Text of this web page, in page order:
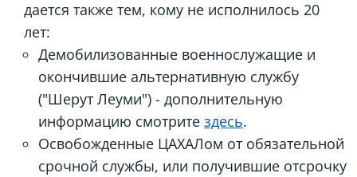
дается также тем, кому не исполнилось 20
лет:
Демобилизованные военнослужащие и
окончившие альтернативную службу
("Шерут Леуми") - дополнительную
информацию смотрите здесь.
Освобожденные ЦАХАЛом от обязательной
срочной службы, или получившие отсрочку